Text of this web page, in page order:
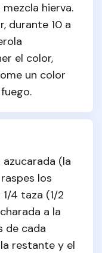
hierva.
durante 10 a
el color,
un color
(la
los
4 taza (1/2
a la
de cada
restante y el